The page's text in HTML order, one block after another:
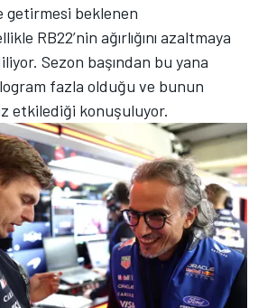
getirmesi beklenen
RB22’nin ağırlığını azaltmaya
Sezon başından bu yana
fazla olduğu ve bunun
etkilediği konuşuluyor.